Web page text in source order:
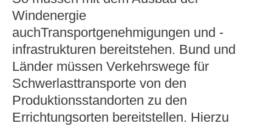
Windenergie
auchTransportgenehmigungen und -
infrastrukturen bereitstehen. Bund und
Länder müssen Verkehrswege für
Schwerlasttransporte von den
Produktionsstandorten zu den
Errichtungsorten bereitstellen. Hierzu